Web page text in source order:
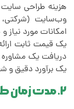
هزینه طراحی
وب‌سایت
امکانات مورد
یک قیمت ثابت
دریافت یک مشاوره
یک برآورد دقیق و
۲. مدت زمان طراحی سایت چقدر است؟